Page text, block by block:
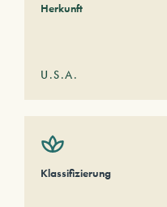
Herkunft
U.S.A.
Klassifizierung